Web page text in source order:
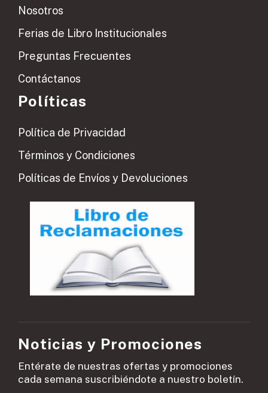
Nosotros
Ferias de Libro Institucionales
Preguntas Frecuentes
Contáctanos
Políticas
Política de Privacidad
Términos y Condiciones
Políticas de Envíos y Devoluciones
Noticias y Promociones
Entérate de nuestras ofertas y promociones
cada semana suscribiéndote a nuestro boletín.